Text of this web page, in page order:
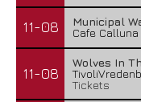
11-08
Municipal
Cafe Calluna
11-08
Wolves In
Tickets